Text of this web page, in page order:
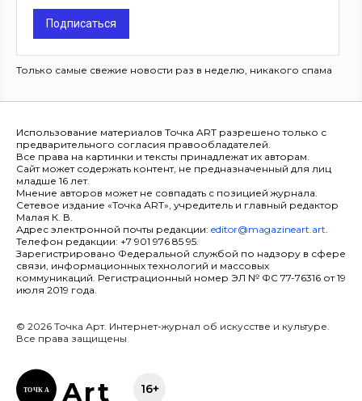
Подписаться
Только самые свежие новости раз в неделю, никакого спама
Использование материалов Точка ART разрешено только с
предварительного согласия правообладателей.
Все права на картинки и тексты принадлежат их авторам.
Сайт может содержать контент, не предназначенный для лиц
младше 16 лет.
Мнение авторов может не совпадать с позицией журнала.
Сетевое издание «Точка ART», учредитель и главный редактор
Малая К. В.
Адрес электронной почты редакции: editor@magazineart.art.
Телефон редакции: +7 901 976 85 95.
Зарегистрировано Федеральной службой по надзору в сфере
связи, информационных технологий и массовых
коммуникаций. Регистрационный номер ЭЛ № ФС 77-76316 от 19
июля 2019 года.
© 2026 Точка Арт. Интернет-журнал об искусстве и культуре.
Все права защищены
ТОЧК А Art 16+